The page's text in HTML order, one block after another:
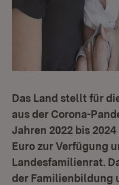
Das Land stellt für
aus der Corona-
Jahren 2022 bis
Euro zur Verfügung
Landesfamilienrat.
der Familienbildung